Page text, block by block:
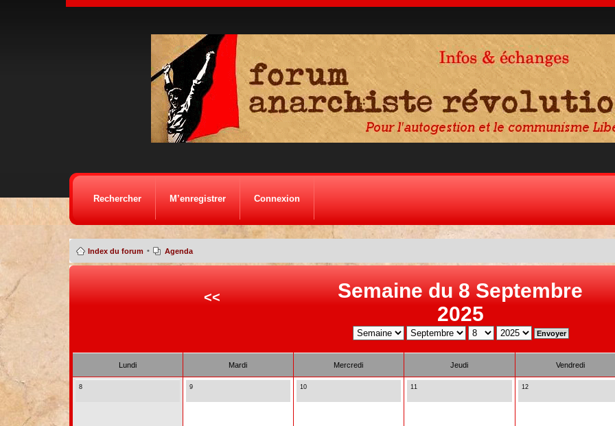
Rechercher M’enregistrer Connexion
Index du forum • Agenda
<<
Semaine du 8 Septembre
2025
Lundi Mardi Mercredi Jeudi Vendredi
8 9 10 11 12